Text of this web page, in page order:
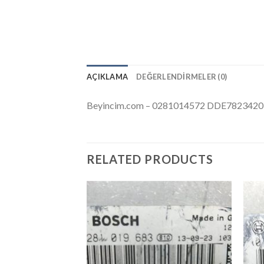
AÇIKLAMA DEĞERLENDIRMELER (0)
Beyincim.com – 0281014572
RELATED PRODUCTS
İstek
Listeme
Ekle